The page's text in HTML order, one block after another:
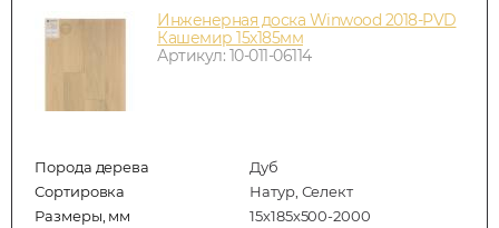
Инженерная доска Winwood 2018-PVD
Кашемир 15х185мм
Артикул: 10-011-06114
Порода дерева
Дуб
Сортировка
Натур, Селект
Размеры, мм
15х185х500-2000